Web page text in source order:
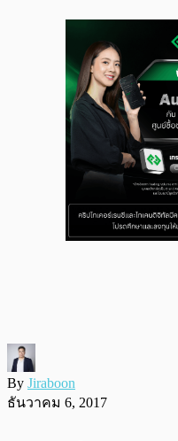
By Jiraboon
ธันวาคม 6, 2017